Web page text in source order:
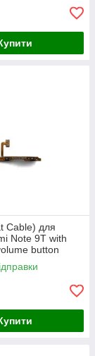
Cable) для
Note 9T with
button